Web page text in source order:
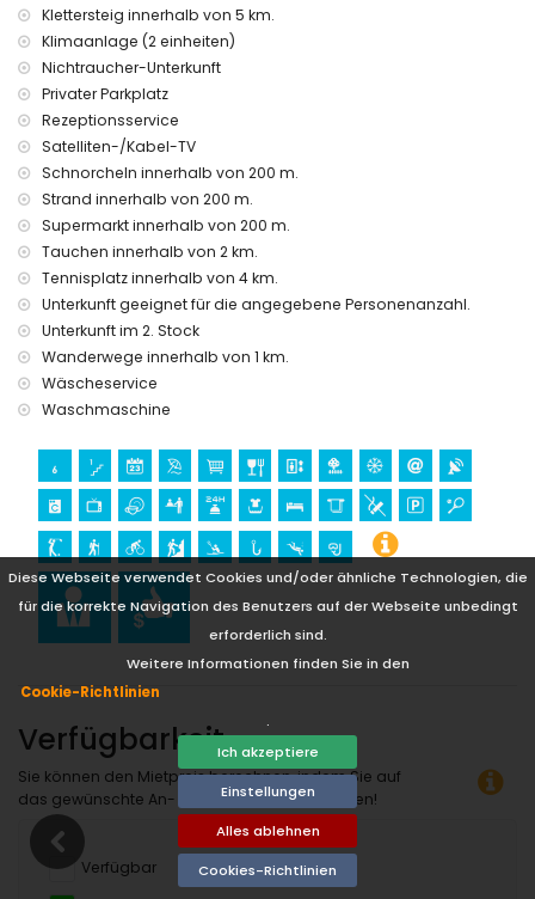
Diese Webseite verwendet Cookies und/oder ähnliche Technologien, die
für die korrekte Navigation des Benutzers auf der Webseite unbedingt
erforderlich sind.
Weitere Informationen finden Sie in den
Cookie-Richtlinien
.
Ich akzeptiere
Einstellungen
Alles ablehnen
Cookies-Richtlinien
Wäscheservice
mit Klimaanlage
Kinderbett/Babybett (auf Anfrage)
Unterhaltung und Freizeitaktivitäten für Ihren Urlaub in
Altea, Costa Blanca
Bar und Promenade (La Olla) (innerhalb von 500 Metern
vom Haus)
Nachtclub (innerhalb von 5 Kilometern vom Haus)
Freizeitpark (Terra Mitica), Themenpark (Terra Mitica), Zoo
(Terra Natura), Wildpark (Terra Natura) und Wasserpark
(Agualandia) (innerhalb von 10 Kilometern vom Haus)
Sehenswürdigkeiten und Kultur in Altea, Costa Blanca
historische Stätte (Altstadt von Altea) (innerhalb von 5
Kilometern von der Unterkunft)
Museum (Schokoladenmuseum) (innerhalb von 25
Kilometern von der Unterkunft)
Sport
Wandern, Radfahren, Kajakfahren, Angeln und Schnorcheln
(innerhalb von 1000 Metern von der Wohnung)
Tennis, Golf (Don Cayo), Klettern und Tauchen (innerhalb
von 5 Kilometern von der Wohnung)
Klettersteig innerhalb von 5 km.
Klimaanlage (2 einheiten)
Nichtraucher-Unterkunft
Privater Parkplatz
Rezeptionsservice
Satelliten-/Kabel-TV
Schnorcheln innerhalb von 200 m.
Strand innerhalb von 200 m.
Supermarkt innerhalb von 200 m.
Tauchen innerhalb von 2 km.
Tennisplatz innerhalb von 4 km.
Unterkunft geeignet für die angegebene Personenanzahl.
Unterkunft im 2. Stock
Wanderwege innerhalb von 1 km.
Wäscheservice
Waschmaschine
Verfügbarkeit
Sie können den Mietpreis berechnen, indem Sie auf
das gewünschte An- und Abreisedatum klicken!
Verfügbar